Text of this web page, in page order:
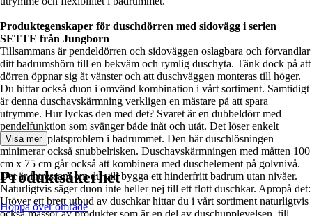
Produktegenskaper för duschdörren med sidovägg i serien
SETTE från Jungborn
Tillsammans är pendeldörren och sidoväggen oslagbara och förvandlar
ditt badrumshörn till en bekväm och rymlig duschyta. Tänk dock på att
dörren öppnar sig åt vänster och att duschväggen monteras till höger.
Du hittar också duon i omvänd kombination i vårt sortiment. Samtidigt
är denna duschavskärmning verkligen en mästare på att spara
utrymme. Hur lyckas den med det? Svaret är en dubbeldörr med
pendelfunktion som svänger både inåt och utåt. Det löser enkelt
eventuella platsproblem i badrummet. Den här duschlösningen
minimerar också snubbelrisken. Duschavskärmningen med måtten 100
cm x 75 cm går också att kombinera med duschelement på golvnivå.
Det är intressant om du vill bygga ett hinderfritt badrum utan nivåer.
Naturligtvis säger duon inte heller nej till ett flott duschkar. Apropå det:
Utöver ett brett utbud av duschkar hittar du i vårt sortiment naturligtvis
också massor av produkter som är en del av duschupplevelsen, till
Visa mer
Produktsäkerhet
Hoppa över område